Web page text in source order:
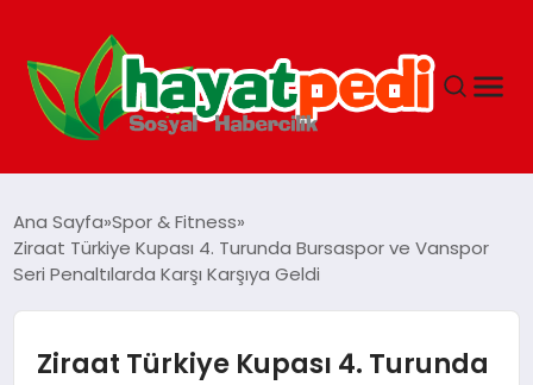
YAŞAM
GUNCEL
Ana Sayfa Spor & Fitness
Ziraat Türkiye Kupası 4. Turunda Bursaspor ve Vanspor
Seri Penaltılarda Karşı Karşıya Geldi
Ziraat Türkiye Kupası 4. Turunda